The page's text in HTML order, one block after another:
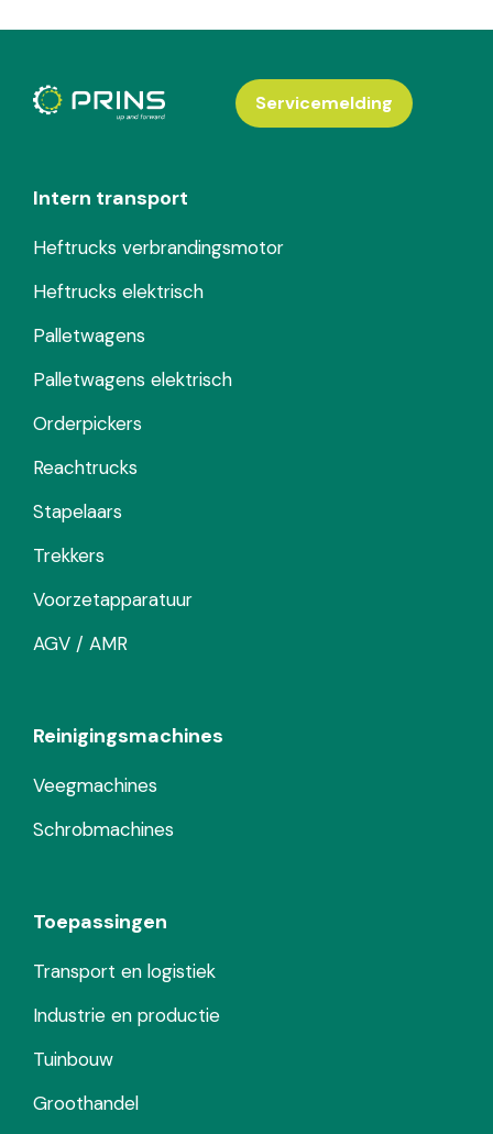
Intern transport
Heftrucks verbrandingsmotor
Heftrucks elektrisch
Palletwagens
Palletwagens elektrisch
Orderpickers
Reachtrucks
Stapelaars
Trekkers
Voorzetapparatuur
AGV / AMR
Reinigingsmachines
Veegmachines
Schrobmachines
Toepassingen
Transport en logistiek
Industrie en productie
Tuinbouw
Groothandel
Servicemelding